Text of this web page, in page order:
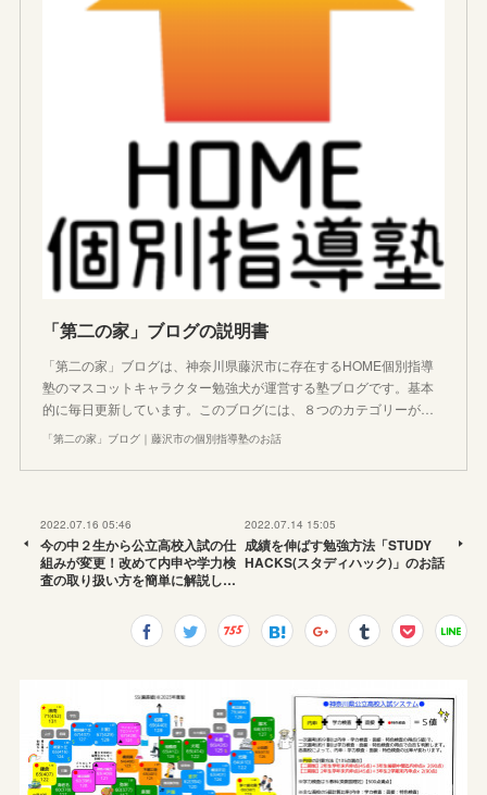
「第二の家」ブログの説明書
「第二の家」ブログは、神奈川県藤沢市に存在するHOME個別指導
塾のマスコットキャラクター勉強犬が運営する塾ブログです。基本
的に毎日更新しています。このブログには、８つのカテゴリーが…
「第二の家」ブログ｜藤沢市の個別指導塾のお話
2022.07.16 05:46
今の中２生から公立高校入試の仕
組みが変更！改めて内申や学力検
査の取り扱い方を簡単に解説し…
2022.07.14 15:05
成績を伸ばす勉強方法「STUDY
HACKS(スタディハック)」のお話